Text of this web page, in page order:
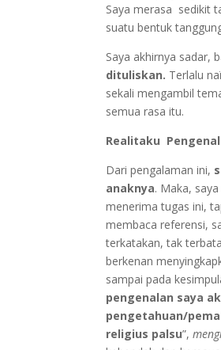
Saya merasa sedikit
suatu bentuk
Saya akhirnya sadar,
dituliskan. Terlalu
sekali mengambil
semua rasa itu.
Realitaku
Dari pengalaman ini,
anaknya. Maka,
menerima tugas ini,
membaca referensi,
terkatakan, tak
berkenan
sampai pada
pengenalan saya
pengetahuan/
religius palsu”,